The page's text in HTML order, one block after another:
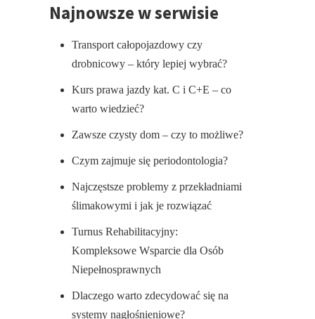
Najnowsze w serwisie
Transport całopojazdowy czy
drobnicowy – który lepiej wybrać?
Kurs prawa jazdy kat. C i C+E – co
warto wiedzieć?
Zawsze czysty dom – czy to możliwe?
Czym zajmuje się periodontologia?
Najczęstsze problemy z przekładniami
ślimakowymi i jak je rozwiązać
Turnus Rehabilitacyjny:
Kompleksowe Wsparcie dla Osób
Niepełnosprawnych
Dlaczego warto zdecydować się na
systemy nagłośnieniowe?